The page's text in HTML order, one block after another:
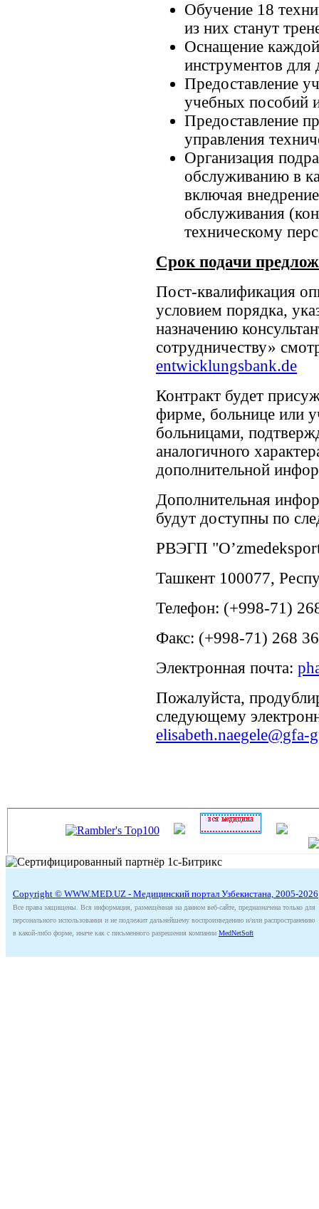
Обучение 18
из них станут
Оснащение
инструментов для
Предоставление
учебных пособий
Предоставление
управления
Организация
обслуживанию в
включая
обслуживания
техническому
Срок подачи
Пост-квалификация
условием порядка,
назначению
сотрудничеству»
entwicklungsbank.de
Контракт будет
фирме, больнице или
больницами,
аналогичного
дополнительной
Дополнительная
будут доступны по
РВЭГП
Ташкент 100077,
Телефон: (+998-71)
Факс: (+998-71) 268
Электронная почта:
Пожалуйста,
следующему
elisabeth.naegele@gfa-
Copyright © WWW.MED.UZ - Медицинский портал Узбекистана, 2005-2026
Все права защищены. Вся информация, размещённая на данном веб-сайте, предназначена только для
персонального использования и не подлежит дальнейшему воспроизведению и/или распространению
в какой-либо форме, иначе как с письменного разрешения компании MedNetSoft